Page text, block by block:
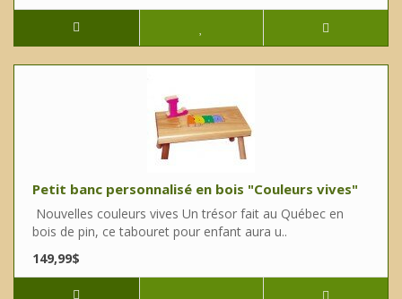
Petit banc personnalisé en bois "Couleurs vives"
Nouvelles couleurs vives Un trésor fait au Québec en
bois de pin, ce tabouret pour enfant aura u..
149,99$